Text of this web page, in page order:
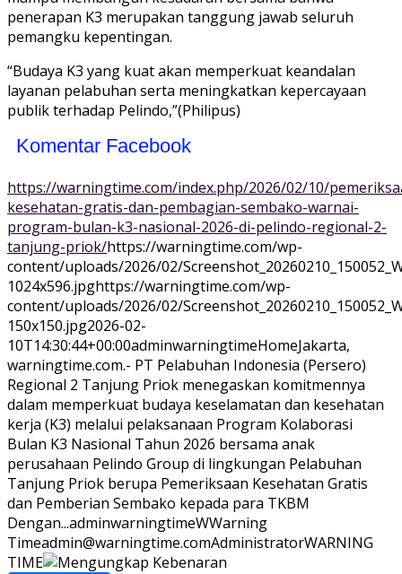
penerapan K3 merupakan tanggung jawab seluruh
pemangku kepentingan.
“Budaya K3 yang kuat akan memperkuat keandalan
layanan pelabuhan serta meningkatkan kepercayaan
publik terhadap Pelindo,”(Philipus)
Komentar Facebook
https://warningtime.com/index.php/2026/02/10/
kesehatan-gratis-dan-pembagian-sembako-warnai-
program-bulan-k3-nasional-2026-di-pelindo-regional-2-
tanjung-priok/https://warningtime.com/wp-
content/uploads/2026/02/
1024x596.jpghttps://warningtime.com/wp-
content/uploads/2026/02/
150x150.jpg2026-02-
10T14:30:44+00:00adminwarningtimeHomeJakarta,
warningtime.com.- PT Pelabuhan Indonesia (Persero)
Regional 2 Tanjung Priok menegaskan komitmennya
dalam memperkuat budaya keselamatan dan kesehatan
kerja (K3) melalui pelaksanaan Program Kolaborasi
Bulan K3 Nasional Tahun 2026 bersama anak
perusahaan Pelindo Group di lingkungan Pelabuhan
Tanjung Priok berupa Pemeriksaan Kesehatan Gratis
dan Pemberian Sembako kepada para TKBM
Dengan...adminwarningtimeWWarning
Timeadmin@warningtime.comAdministratorWARNING
TIME